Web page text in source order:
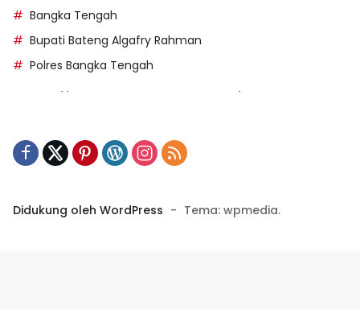
Bangka Tengah
Bupati Bateng Algafry Rahman
Polres Bangka Tengah
https://kecsitim.sitarokab.go.id/
Didukung oleh WordPress - Tema: wpmedia.